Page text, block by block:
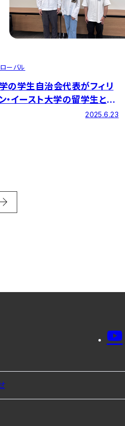
ーバル
の学生自治会代表がフィリ
・イースト大学の留学生と意
2025.6.23